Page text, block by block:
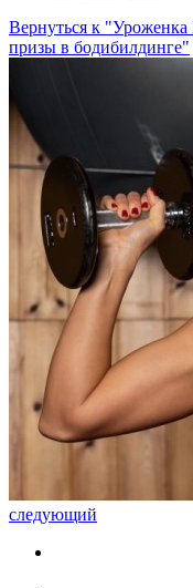
Вернуться к "Уроженка
призы в бодибилдинге"
следующий